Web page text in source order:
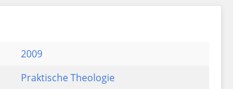
2009
Praktische Theologie